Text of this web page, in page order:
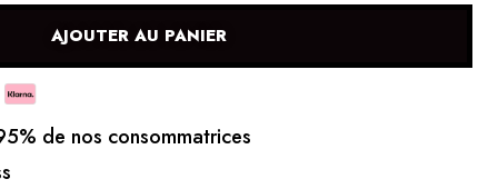
AJOUTER AU PANIER
de nos consommatrices